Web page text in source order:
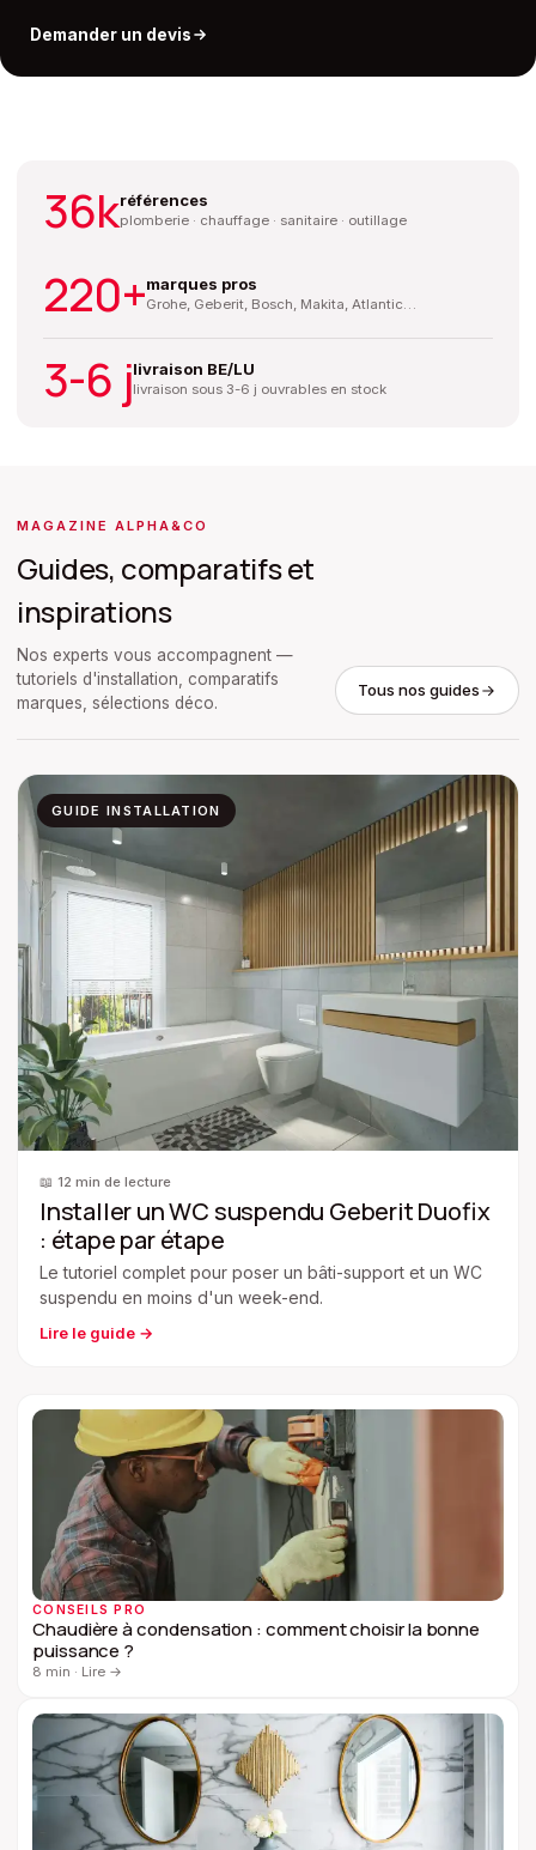
Demander un devis
Soldes Chauffage
Jusqu'à -30% sur une sélection
Salle de bains
Explorer
36kréférences
plomberie · chauffage · sanitaire · outillage
220+marques pros
Grohe, Geberit, Bosch, Makita, Atlantic…
3-6 jlivraison BE/LU
livraison sous 3-6 j ouvrables en stock
MAGAZINE ALPHA&CO
Guides, comparatifs et
inspirations
Nos experts vous accompagnent —
tutoriels d'installation, comparatifs
marques, sélections déco.
Tous nos guides
GUIDE INSTALLATION
📖 12 min de lecture
Installer un WC suspendu Geberit Duofix
: étape par étape
Le tutoriel complet pour poser un bâti-support et un WC
suspendu en moins d'un week-end.
Lire le guide →
CONSEILS PRO
Chaudière à condensation : comment choisir la bonne
puissance ?
8 min · Lire →